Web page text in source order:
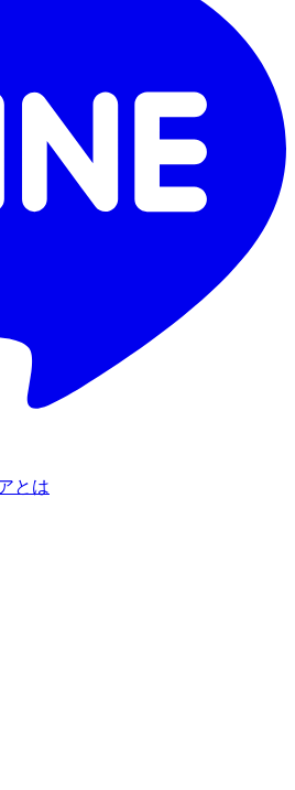
とは